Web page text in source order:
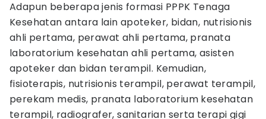
Adapun beberapa jenis formasi PPPK Tenaga
Kesehatan antara lain apoteker, bidan, nutrisionis
ahli pertama, perawat ahli pertama, pranata
laboratorium kesehatan ahli pertama, asisten
apoteker dan bidan terampil. Kemudian,
fisioterapis, nutrisionis terampil, perawat terampil,
perekam medis, pranata laboratorium kesehatan
terampil, radiografer, sanitarian serta terapi gigi